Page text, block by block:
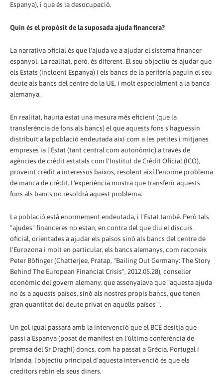
Espanya), i que és la desocupació.
Quin és el propòsit de la suposada ajuda financera?
La narrativa oficial és que l'ajuda ve a ajudar el sistema financer
espanyol. La realitat, però, és diferent. El seu objectiu és ajudar que
els Estats (incloent Espanya) i els bancs de la perifèria paguin el seu
deute als bancs del centre de la UE, i molt especialment a la banca
alemanya.
En realitat, hauria estat una mesura més eficient (que la
transferència de fons als bancs) el que aquests fons s'haguessin
distribuït a la població endeutada així com a les petites i mitjanes
empreses ia l'Estat (tant central com autonòmic) a través de
agències de crèdit estatals com l'Institut de Crèdit Oficial (ICO),
proveint crèdit a interessos baixos, resolent així l'enorme problema
de manca de crèdit. L'experiència mostra que transferir aquests
fons als bancs no resoldrà aquest problema.
La població està enormement endeutada, i l'Estat també. Però tals
"ajudes" financeres no estan, en contra del que diu el discurs
oficial, orientades a ajudar els països sinó als bancs del centre de
l'Eurozona i molt en particular, els bancs alemanys, com reconeix
Peter Böfinger (Chatterjee, Pratap, "Bailing Out Germany: The Story
Behind The European Financial Crisis", 2012.05.28), conseller
econòmic del govern alemany, que assenyalava que "aquesta ajuda
no és a aquests països, sinó als nostres propis bancs, que tenen
gran quantitat del deute privat en aquells països ".
Un gol igual passarà amb la intervenció que el BCE desitja que
passi a Espanya (posat de manifest en l'última conferència de
premsa del Sr Draghi) doncs, com ha passat a Grècia, Portugal i
Irlanda, l'objectiu principal d'aquesta intervenció és que els
creditors rebin els seus diners.